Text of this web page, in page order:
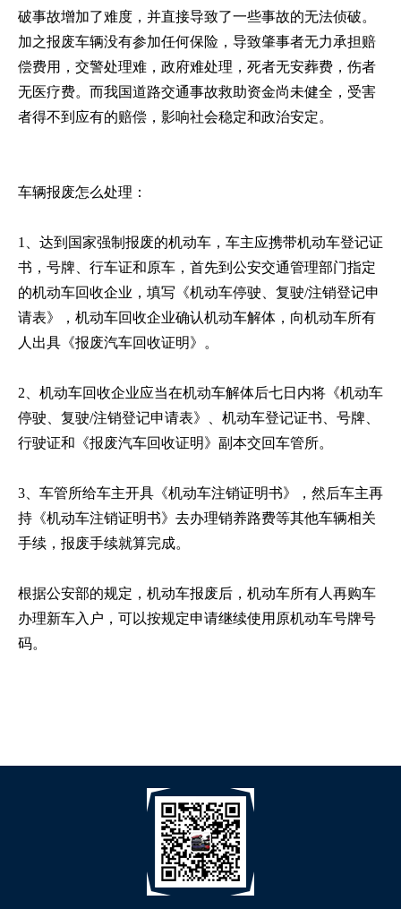
破事故增加了难度，并直接导致了一些事故的无法侦破。
加之报废车辆没有参加任何保险，导致肇事者无力承担赔
偿费用，交警处理难，政府难处理，死者无安葬费，伤者
无医疗费。而我国道路交通事故救助资金尚未健全，受害
者得不到应有的赔偿，影响社会稳定和政治安定。
车辆报废怎么处理：
1、达到国家强制报废的机动车，车主应携带机动车登记证
书，号牌、行车证和原车，首先到公安交通管理部门指定
的机动车回收企业，填写《机动车停驶、复驶/注销登记申
请表》，机动车回收企业确认机动车解体，向机动车所有
人出具《报废汽车回收证明》。
2、机动车回收企业应当在机动车解体后七日内将《机动车
停驶、复驶/注销登记申请表》、机动车登记证书、号牌、
行驶证和《报废汽车回收证明》副本交回车管所。
3、车管所给车主开具《机动车注销证明书》，然后车主再
持《机动车注销证明书》去办理销养路费等其他车辆相关
手续，报废手续就算完成。
根据公安部的规定，机动车报废后，机动车所有人再购车
办理新车入户，可以按规定申请继续使用原机动车号牌号
码。